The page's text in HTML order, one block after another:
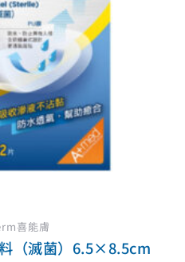
喜能膚
（滅菌）6.5×8.5cm